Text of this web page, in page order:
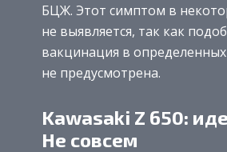
БЦЖ. Этот симптом в
не выявляется, так как
вакцинация в определенных
не предусмотрена.
Kawasaki Z 650:
Не совсем